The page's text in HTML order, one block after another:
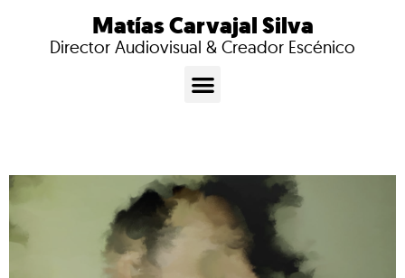
Matías Carvajal Silva
Director Audiovisual & Creador Escénico